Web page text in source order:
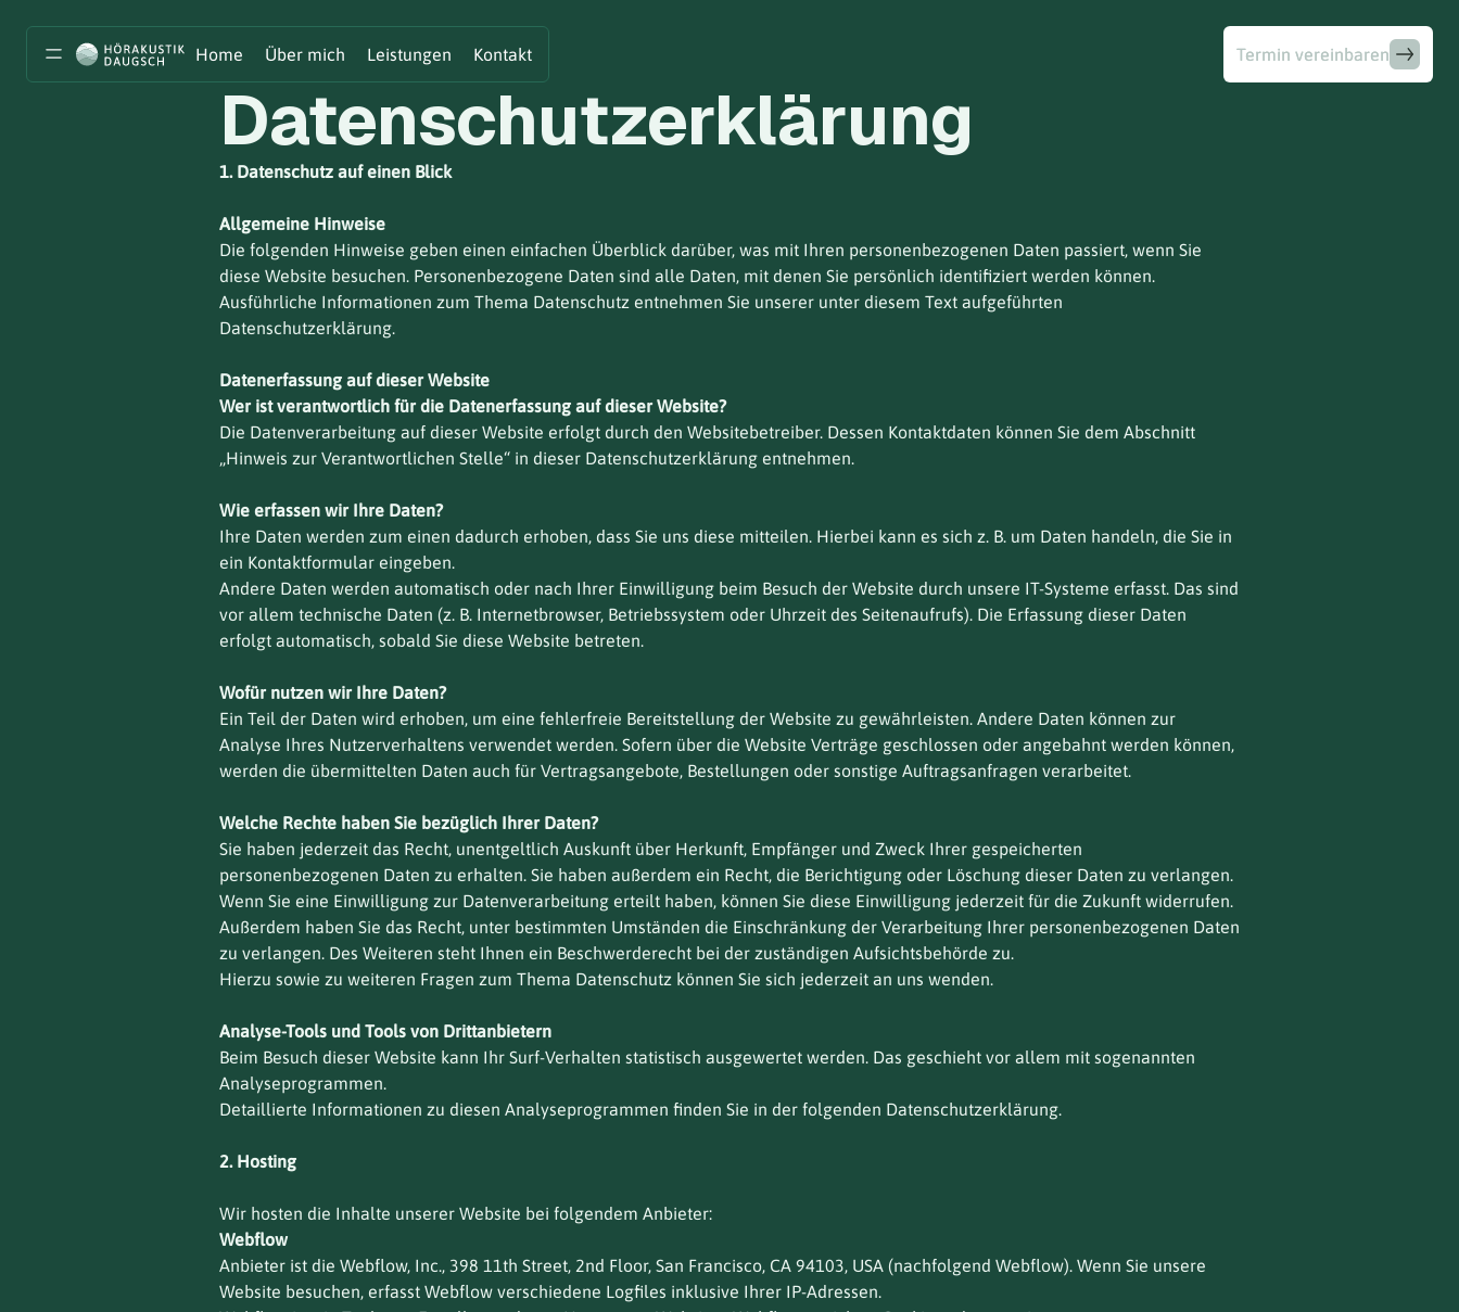
Home Über mich Leistungen Kontakt Termin vereinbaren
Termin vereinbaren
Datenschutzerklärung
1. Datenschutz auf einen Blick
Allgemeine Hinweise
Die folgenden Hinweise geben einen einfachen Überblick darüber, was mit Ihren personenbezogenen Daten passiert, wenn Sie
diese Website besuchen. Personenbezogene Daten sind alle Daten, mit denen Sie persönlich identifiziert werden können.
Ausführliche Informationen zum Thema Datenschutz entnehmen Sie unserer unter diesem Text aufgeführten
Datenschutzerklärung.
Datenerfassung auf dieser Website
Wer ist verantwortlich für die Datenerfassung auf dieser Website?
Die Datenverarbeitung auf dieser Website erfolgt durch den Websitebetreiber. Dessen Kontaktdaten können Sie dem Abschnitt
„Hinweis zur Verantwortlichen Stelle“ in dieser Datenschutzerklärung entnehmen.
Wie erfassen wir Ihre Daten?
Ihre Daten werden zum einen dadurch erhoben, dass Sie uns diese mitteilen. Hierbei kann es sich z. B. um Daten handeln, die Sie in
ein Kontaktformular eingeben.
Andere Daten werden automatisch oder nach Ihrer Einwilligung beim Besuch der Website durch unsere IT-Systeme erfasst. Das sind
vor allem technische Daten (z. B. Internetbrowser, Betriebssystem oder Uhrzeit des Seitenaufrufs). Die Erfassung dieser Daten
erfolgt automatisch, sobald Sie diese Website betreten.
Wofür nutzen wir Ihre Daten?
Ein Teil der Daten wird erhoben, um eine fehlerfreie Bereitstellung der Website zu gewährleisten. Andere Daten können zur
Analyse Ihres Nutzerverhaltens verwendet werden. Sofern über die Website Verträge geschlossen oder angebahnt werden können,
werden die übermittelten Daten auch für Vertragsangebote, Bestellungen oder sonstige Auftragsanfragen verarbeitet.
Welche Rechte haben Sie bezüglich Ihrer Daten?
Sie haben jederzeit das Recht, unentgeltlich Auskunft über Herkunft, Empfänger und Zweck Ihrer gespeicherten
personenbezogenen Daten zu erhalten. Sie haben außerdem ein Recht, die Berichtigung oder Löschung dieser Daten zu verlangen.
Wenn Sie eine Einwilligung zur Datenverarbeitung erteilt haben, können Sie diese Einwilligung jederzeit für die Zukunft widerrufen.
Außerdem haben Sie das Recht, unter bestimmten Umständen die Einschränkung der Verarbeitung Ihrer personenbezogenen Daten
zu verlangen. Des Weiteren steht Ihnen ein Beschwerderecht bei der zuständigen Aufsichtsbehörde zu.
Hierzu sowie zu weiteren Fragen zum Thema Datenschutz können Sie sich jederzeit an uns wenden.
Analyse-Tools und Tools von Drittanbietern
Beim Besuch dieser Website kann Ihr Surf-Verhalten statistisch ausgewertet werden. Das geschieht vor allem mit sogenannten
Analyseprogrammen.
Detaillierte Informationen zu diesen Analyseprogrammen finden Sie in der folgenden Datenschutzerklärung.
2. Hosting
Wir hosten die Inhalte unserer Website bei folgendem Anbieter:
Webflow
Anbieter ist die Webflow, Inc., 398 11th Street, 2nd Floor, San Francisco, CA 94103, USA (nachfolgend Webflow). Wenn Sie unsere
Website besuchen, erfasst Webflow verschiedene Logfiles inklusive Ihrer IP-Adressen.